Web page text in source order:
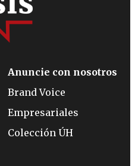
Anuncie con nosotros
Brand Voice
Empresariales
Colección ÚH